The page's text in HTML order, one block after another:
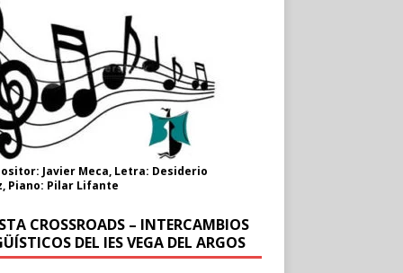
Javier Meca, Letra: Desiderio
Piano: Pilar Lifante
CROSSROADS – INTERCAMBIOS
DEL IES VEGA DEL ARGOS